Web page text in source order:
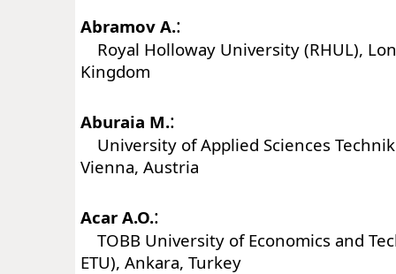
Abramov A.:
Royal Holloway University (RHUL),
Kingdom
Aburaia M.:
University of Applied Sciences
Vienna, Austria
Acar A.O.:
TOBB University of Economics and
ETU), Ankara, Turkey